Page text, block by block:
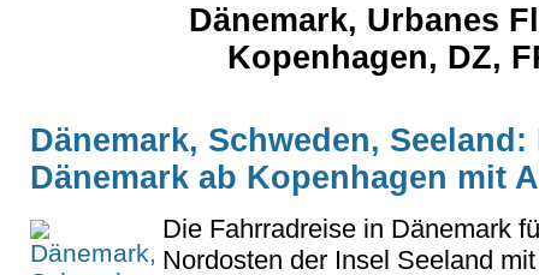
Dänemark, Urbanes
Kopenhagen, DZ,
Dänemark, Schweden,
Dänemark ab Kopenhagen mit
Die Fahrradreise in Dänemark
Nordosten der Insel Seeland